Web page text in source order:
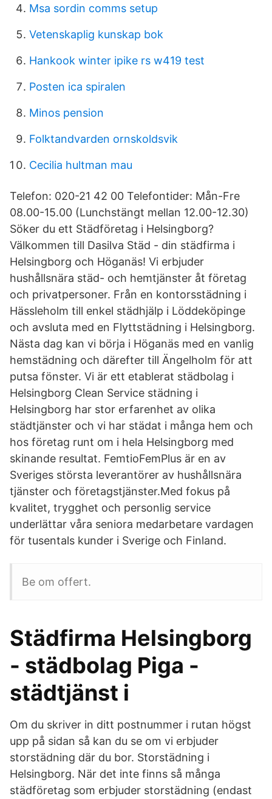
Msa sordin comms setup
Vetenskaplig kunskap bok
Hankook winter ipike rs w419 test
Posten ica spiralen
Minos pension
Folktandvarden ornskoldsvik
Cecilia hultman mau
Telefon: 020-21 42 00 Telefontider: Mån-Fre
08.00-15.00 (Lunchstängt mellan 12.00-12.30)
Söker du ett Städföretag i Helsingborg?
Välkommen till Dasilva Städ - din städfirma i
Helsingborg och Höganäs! Vi erbjuder
hushållsnära städ- och hemtjänster åt företag
och privatpersoner. Från en kontorsstädning i
Hässleholm till enkel städhjälp i Löddeköpinge
och avsluta med en Flyttstädning i Helsingborg.
Nästa dag kan vi börja i Höganäs med en vanlig
hemstädning och därefter till Ängelholm för att
putsa fönster. Vi är ett etablerat städbolag i
Helsingborg Clean Service städning i
Helsingborg har stor erfarenhet av olika
städtjänster och vi har städat i många hem och
hos företag runt om i hela Helsingborg med
skinande resultat. FemtioFemPlus är en av
Sveriges största leverantörer av hushållsnära
tjänster och företagstjänster.Med fokus på
kvalitet, trygghet och personlig service
underlättar våra seniora medarbetare vardagen
för tusentals kunder i Sverige och Finland.
Be om offert.
Städfirma Helsingborg
- städbolag Piga -
städtjänst i
Om du skriver in ditt postnummer i rutan högst
upp på sidan så kan du se om vi erbjuder
storstädning där du bor. Storstädning i
Helsingborg. När det inte finns så många
städföretag som erbjuder storstädning (endast